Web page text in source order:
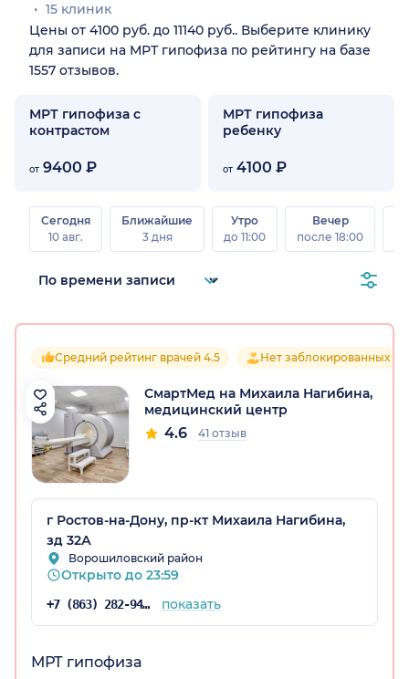
15 клиник
Цены от 4100 руб. до 11140 руб.. Выберите клинику
для записи на МРТ гипофиза по рейтингу на базе
1557 отзывов.
МРТ гипофиза с
контрастом
от 9400 ₽
МРТ гипофиза
ребенку
от 4100 ₽
Сегодня
10 авг.
Ближайшие
3 дня
Утро
до 11:00
Вечер
после 18:00
Средний рейтинг врачей 4.5 Нет заблокированных
СмартМед на Михаила Нагибина,
медицинский центр
4.6 41 отзыв
г Ростов-на-Дону, пр-кт Михаила Нагибина,
зд 32А
Ворошиловский район
Открыто до 23:59
+7 (863) 282-94-41 показать
МРТ гипофиза